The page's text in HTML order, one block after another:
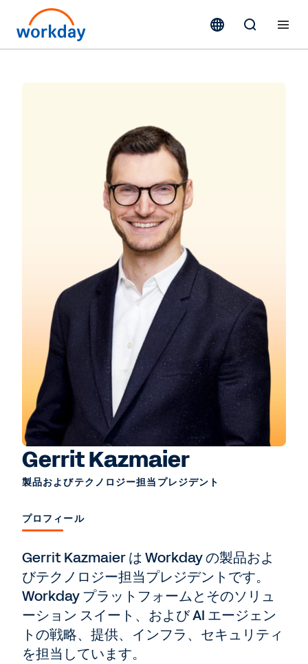
Gerrit Kazmaier
製品およびテクノロジー担当プレジデント
プロフィール
Gerrit Kazmaier は Workday の製品およ
びテクノロジー担当プレジデントです。
Workday プラットフォームとそのソリュ
ーション スイート、および AI エージェン
トの戦略、提供、インフラ、セキュリティ
を担当しています。